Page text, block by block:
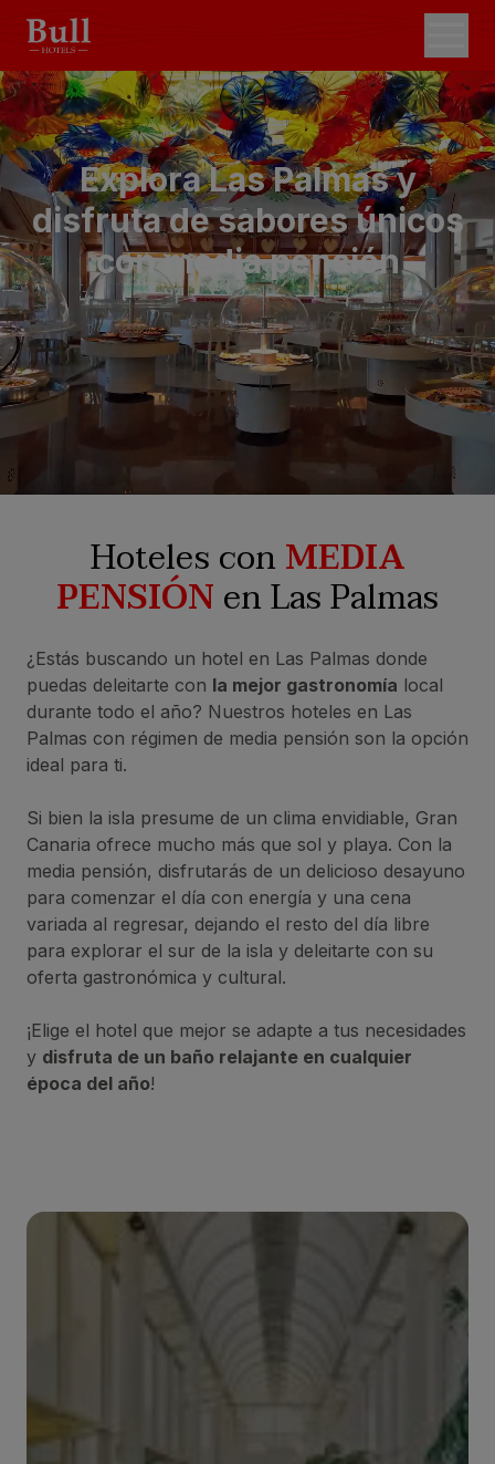
Explora Las Palmas y
disfruta de sabores únicos
con media pensión
Hoteles conMEDIA
PENSIÓNen Las Palmas
¿Estás buscando un hotel en Las Palmas donde
puedas deleitarte con la mejor gastronomía local
durante todo el año? Nuestros hoteles en Las
Palmas con régimen de media pensión son la opción
ideal para ti.
Si bien la isla presume de un clima envidiable, Gran
Canaria ofrece mucho más que sol y playa. Con la
media pensión, disfrutarás de un delicioso desayuno
para comenzar el día con energía y una cena
variada al regresar, dejando el resto del día libre
para explorar el sur de la isla y deleitarte con su
oferta gastronómica y cultural.
¡Elige el hotel que mejor se adapte a tus necesidades
y disfruta de un baño relajante en cualquier
época del año!